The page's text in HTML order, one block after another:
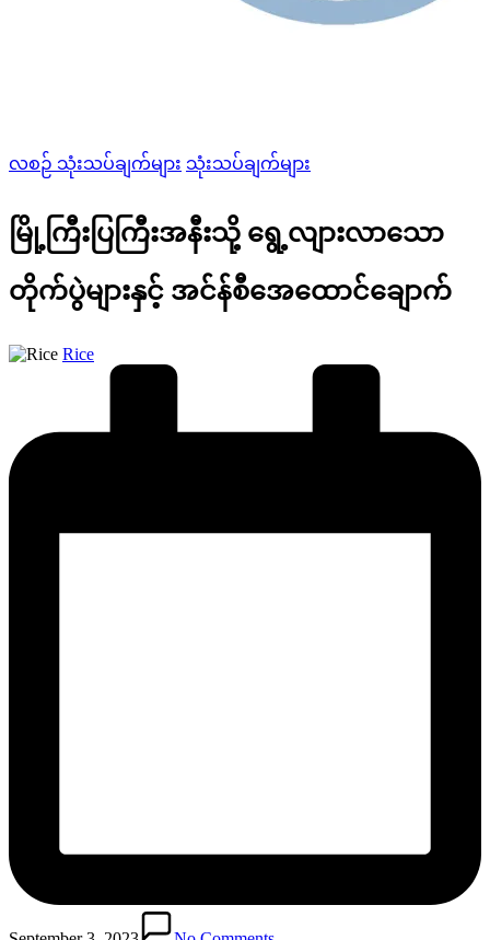
Posted
in
လစဉ် သုံးသပ်ချက်များ သုံးသပ်ချက်များ
မြို့ကြီးပြကြီးအနီးသို့ ရွေ့လျားလာသော
တိုက်ပွဲများနှင့် အင်န်စီအေထောင်ချောက်
Posted Rice